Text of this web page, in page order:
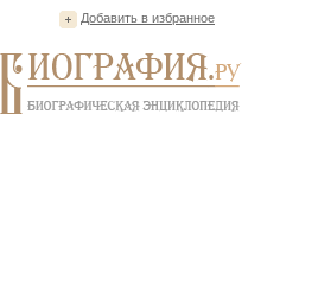
Добавить в избранное